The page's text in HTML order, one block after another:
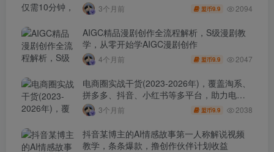
3个月前 盟币9.9 2094
AIGC精品漫剧创作全流程解析，S级漫剧教
学，从零开始学AIGC漫剧创作
4个月前 盟币9.9 2047
电商圈实战干货(2023-2026年)，覆盖淘系、
拼多多、抖音、小红书等多平台，助力电商
人避开坑、提效率、稳盈利(更新4月)
3个月前 盟币9.9 2038
抖音某博主的AI情感故事第一人称解说视频
教学，条条爆款，撸创作伙伴计划收益